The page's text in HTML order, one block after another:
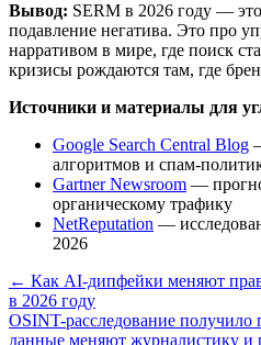
Вывод: SERM в 2026 году —
подавление негатива. Это про
нарративом в мире, где поиск
кризисы рождаются там, где
Источники и материалы для
Google Search Central Blog
алгоритмов и спам-
Gartner Newsroom —
органическому трафику
NetReputation —
2026
← Как AI-дипфейки меняют
в 2026 году
OSINT-расследование
данные меняют журналистику